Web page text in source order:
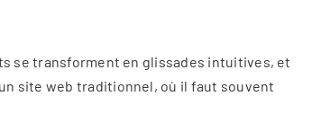
se transforment en glissades intuitives, et
site web traditionnel, où il faut souvent